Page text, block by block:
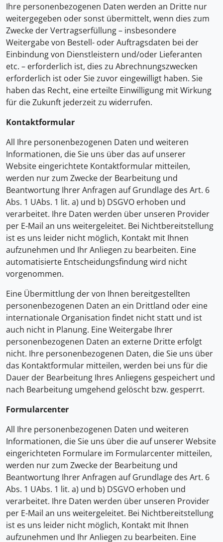
Ihre personenbezogenen Daten werden an Dritte nur
weitergegeben oder sonst übermittelt, wenn dies zum
Zwecke der Vertragserfüllung – insbesondere
Weitergabe von Bestell- oder Auftragsdaten bei der
Einbindung von Dienstleistern und/oder Lieferanten
etc. – erforderlich ist, dies zu Abrechnungszwecken
erforderlich ist oder Sie zuvor eingewilligt haben. Sie
haben das Recht, eine erteilte Einwilligung mit Wirkung
für die Zukunft jederzeit zu widerrufen.
Kontaktformular
All Ihre personenbezogenen Daten und weiteren
Informationen, die Sie uns über das auf unserer
Website eingerichtete Kontaktformular mitteilen,
werden nur zum Zwecke der Bearbeitung und
Beantwortung Ihrer Anfragen auf Grundlage des Art. 6
Abs. 1 UAbs. 1 lit. a) und b) DSGVO erhoben und
verarbeitet. Ihre Daten werden über unseren Provider
per E-Mail an uns weitergeleitet. Bei Nichtbereitstellung
ist es uns leider nicht möglich, Kontakt mit Ihnen
aufzunehmen und Ihr Anliegen zu bearbeiten. Eine
automatisierte Entscheidungsfindung wird nicht
vorgenommen.
Eine Übermittlung der von Ihnen bereitgestellten
personenbezogenen Daten an ein Drittland oder eine
internationale Organisation findet nicht statt und ist
auch nicht in Planung. Eine Weitergabe Ihrer
personenbezogenen Daten an externe Dritte erfolgt
nicht. Ihre personenbezogenen Daten, die Sie uns über
das Kontaktformular mitteilen, werden bei uns für die
Dauer der Bearbeitung Ihres Anliegens gespeichert und
nach Bearbeitung umgehend gelöscht bzw. gesperrt.
Formularcenter
All Ihre personenbezogenen Daten und weiteren
Informationen, die Sie uns über die auf unserer Website
eingerichteten Formulare im Formularcenter mitteilen,
werden nur zum Zwecke der Bearbeitung und
Beantwortung Ihrer Anfragen auf Grundlage des Art. 6
Abs. 1 UAbs. 1 lit. a) und b) DSGVO erhoben und
verarbeitet. Ihre Daten werden über unseren Provider
per E-Mail an uns weitergeleitet. Bei Nichtbereitstellung
ist es uns leider nicht möglich, Kontakt mit Ihnen
aufzunehmen und Ihr Anliegen zu bearbeiten. Eine